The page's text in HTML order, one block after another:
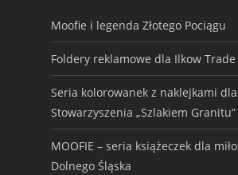
Moofie i legenda Złotego Pociągu
Foldery reklamowe dla Ilkow Trade
Seria kolorowanek z naklejkami dla
Stowarzyszenia „Szlakiem Granitu”
MOOFIE – seria książeczek dla
Dolnego Śląska